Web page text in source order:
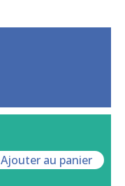
Ajouter au panier